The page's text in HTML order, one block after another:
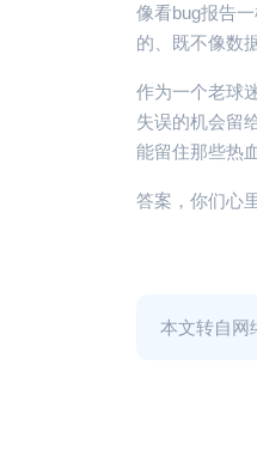
像看bug报告
的、既不像数
作为一个老球
失误的机会留
能留住那些热
答案，你们心
本文转自网